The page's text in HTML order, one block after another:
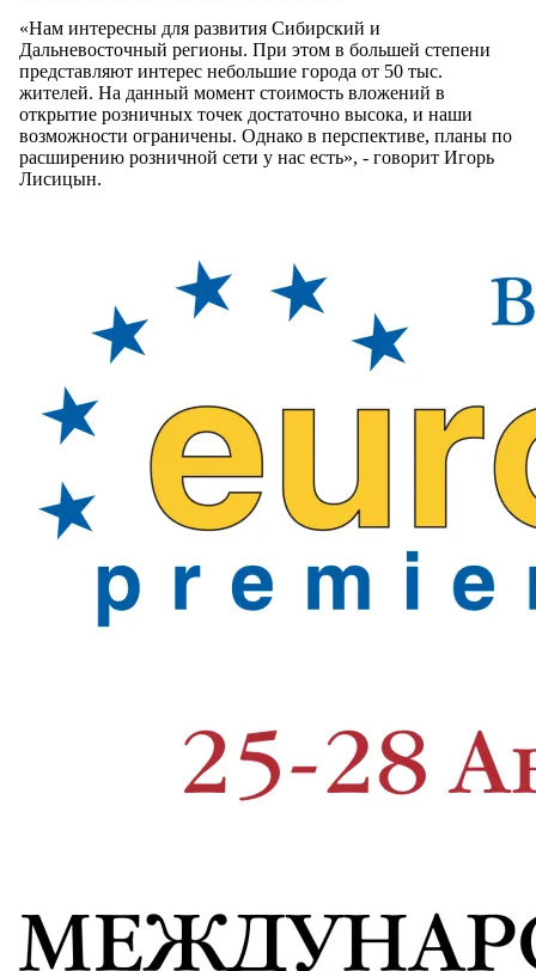
«Нам интересны для развития Сибирский и
Дальневосточный регионы. При этом в большей степени
представляют интерес небольшие города от 50 тыс.
жителей. На данный момент стоимость вложений в
открытие розничных точек достаточно высока, и наши
возможности ограничены. Однако в перспективе, планы по
расширению розничной сети у нас есть», - говорит Игорь
Лисицын.